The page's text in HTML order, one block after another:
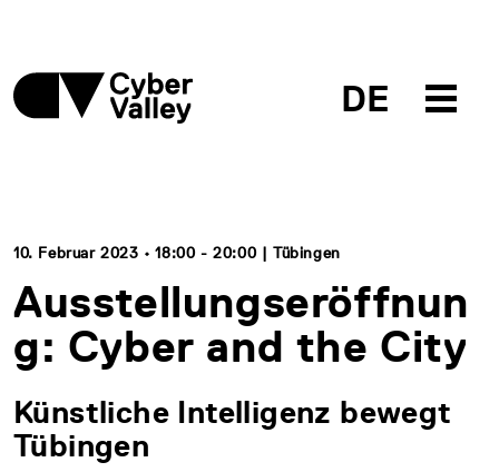
DE
10. Februar 2023 • 18:00 - 20:00 | Tübingen
Ausstellungseröffnun
g: Cyber and the City
Künstliche Intelligenz bewegt
Tübingen